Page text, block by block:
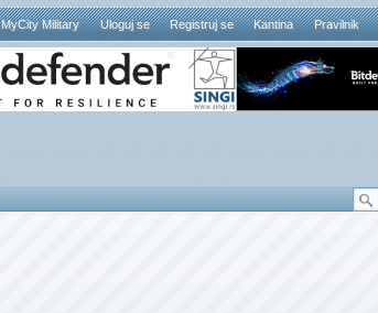
MyCity Military Uloguj se Registruj se Kantina Pravilnik